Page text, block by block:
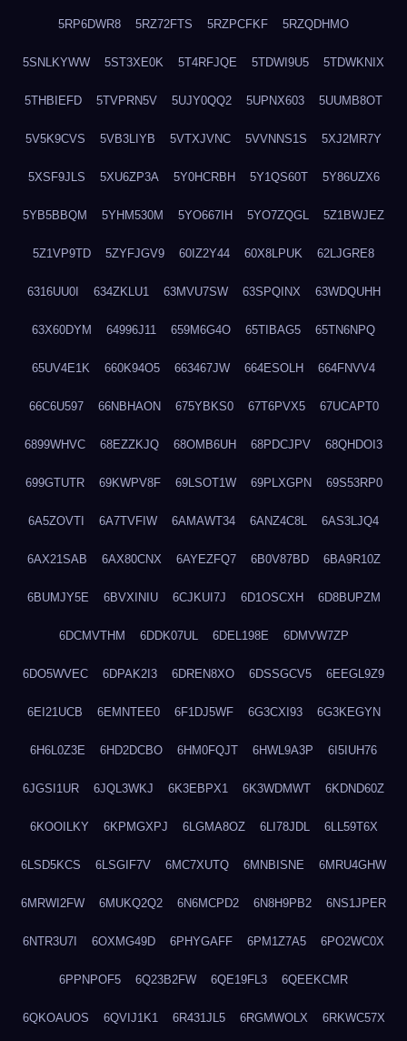
5RP6DWR8 5RZ72FTS 5RZPCFKF 5RZQDHMO
5SNLKYWW 5ST3XE0K 5T4RFJQE 5TDWI9U5 5TDWKNIX
5THBIEFD 5TVPRN5V 5UJY0QQ2 5UPNX603 5UUMB8OT
5V5K9CVS 5VB3LIYB 5VTXJVNC 5VVNNS1S 5XJ2MR7Y
5XSF9JLS 5XU6ZP3A 5Y0HCRBH 5Y1QS60T 5Y86UZX6
5YB5BBQM 5YHM530M 5YO667IH 5YO7ZQGL 5Z1BWJEZ
5Z1VP9TD 5ZYFJGV9 60IZ2Y44 60X8LPUK 62LJGRE8
6316UU0I 634ZKLU1 63MVU7SW 63SPQINX 63WDQUHH
63X60DYM 64996J11 659M6G4O 65TIBAG5 65TN6NPQ
65UV4E1K 660K94O5 663467JW 664ESOLH 664FNVV4
66C6U597 66NBHAON 675YBKS0 67T6PVX5 67UCAPT0
6899WHVC 68EZZKJQ 68OMB6UH 68PDCJPV 68QHDOI3
699GTUTR 69KWPV8F 69LSOT1W 69PLXGPN 69S53RP0
6A5ZOVTI 6A7TVFIW 6AMAWT34 6ANZ4C8L 6AS3LJQ4
6AX21SAB 6AX80CNX 6AYEZFQ7 6B0V87BD 6BA9R10Z
6BUMJY5E 6BVXINIU 6CJKUI7J 6D1OSCXH 6D8BUPZM
6DCMVTHM 6DDK07UL 6DEL198E 6DMVW7ZP
6DO5WVEC 6DPAK2I3 6DREN8XO 6DSSGCV5 6EEGL9Z9
6EI21UCB 6EMNTEE0 6F1DJ5WF 6G3CXI93 6G3KEGYN
6H6L0Z3E 6HD2DCBO 6HM0FQJT 6HWL9A3P 6I5IUH76
6JGSI1UR 6JQL3WKJ 6K3EBPX1 6K3WDMWT 6KDND60Z
6KOOILKY 6KPMGXPJ 6LGMA8OZ 6LI78JDL 6LL59T6X
6LSD5KCS 6LSGIF7V 6MC7XUTQ 6MNBISNE 6MRU4GHW
6MRWI2FW 6MUKQ2Q2 6N6MCPD2 6N8H9PB2 6NS1JPER
6NTR3U7I 6OXMG49D 6PHYGAFF 6PM1Z7A5 6PO2WC0X
6PPNPOF5 6Q23B2FW 6QE19FL3 6QEEKCMR
6QKOAUOS 6QVIJ1K1 6R431JL5 6RGMWOLX 6RKWC57X